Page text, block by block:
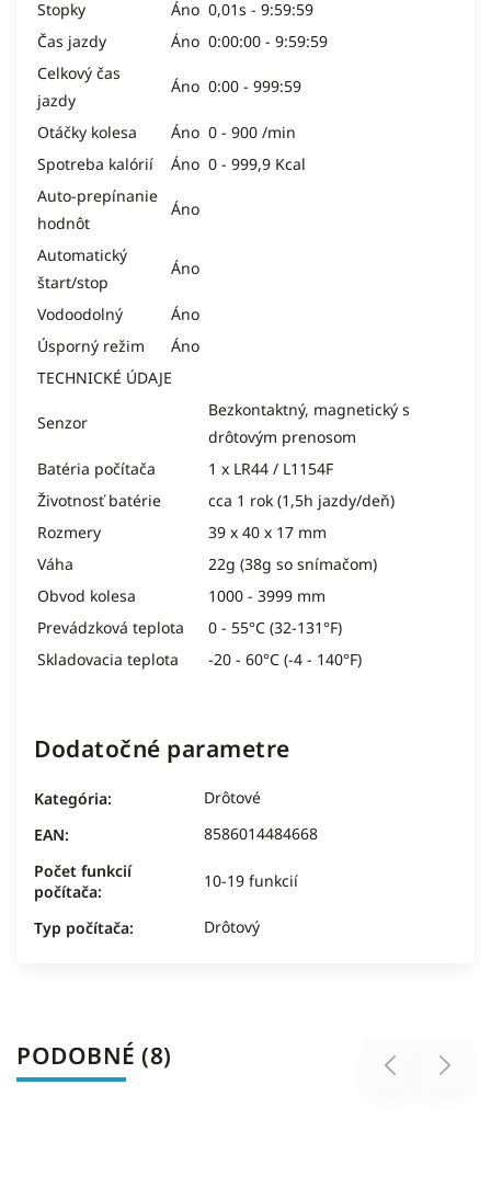
Stopky Áno 0,01s - 9:59:59
Čas jazdy
Áno 0:00:00 - 9:59:59
Celkový čas
jazdy
Áno 0:00 - 999:59
Otáčky kolesa Áno 0 - 900 /min
Spotreba kalórií
Áno 0 - 999,9 Kcal
Auto-prepínanie
hodnôt
Áno
Automatický
štart/stop
Áno
Vodoodolný
Áno
Úsporný režim
Áno
TECHNICKÉ ÚDAJE
Senzor
Bezkontaktný, magnetický s
drôtovým prenosom
Batéria počítača
1 x LR44 / L1154F
Životnosť batérie
cca 1 rok (1,5h jazdy/deň)
Rozmery
39 x 40 x 17 mm
Váha
22g (38g so snímačom)
Obvod kolesa
1000 - 3999 mm
Prevádzková teplota
0 - 55°C (32-131°F)
Skladovacia teplota
-20 - 60°C (-4 - 140°F)
Dodatočné parametre
Kategória:
Drôtové
EAN:
8586014484668
Počet funkcií
počítača:
10-19 funkcií
Typ počítača: Drôtový
PODOBNÉ (8) Previous Next